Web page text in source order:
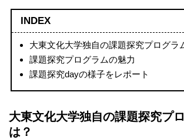
INDEX
大東文化大学独自の課題探究プログラ
課題探究プログラムの魅力
課題探究dayの様子をレポート
大東文化大学独自の課題探究プ
は？